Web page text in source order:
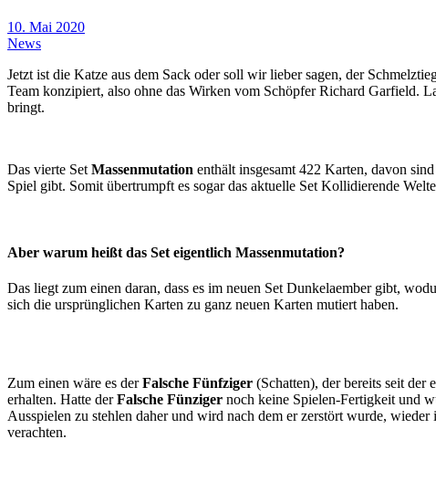
10. Mai 2020
News
Jetzt ist die Katze aus dem Sack oder soll wir lieber sagen, der
Team konzipiert, also ohne das Wirken vom Schöpfer Richard Garfield.
bringt.
Das vierte Set Massenmutation enthält insgesamt 422 Karten, davon
Spiel gibt. Somit übertrumpft es sogar das aktuelle Set Kollidierende
Aber warum heißt das Set eigentlich Massenmutation?
Das liegt zum einen daran, dass es im neuen Set Dunkelaember gibt,
sich die ursprünglichen Karten zu ganz neuen Karten mutiert haben.
Zum einen wäre es derFalsche Fünfziger (Schatten), der bereits seit
erhalten. Hatte derFalsche Fünziger noch keine Spielen-Fertigkeit und
Ausspielen zu stehlen daher und wird nach dem er zerstört wurde,
verachten.